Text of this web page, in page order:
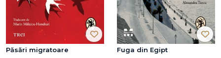
Păsări migratoare Fuga din Egipt